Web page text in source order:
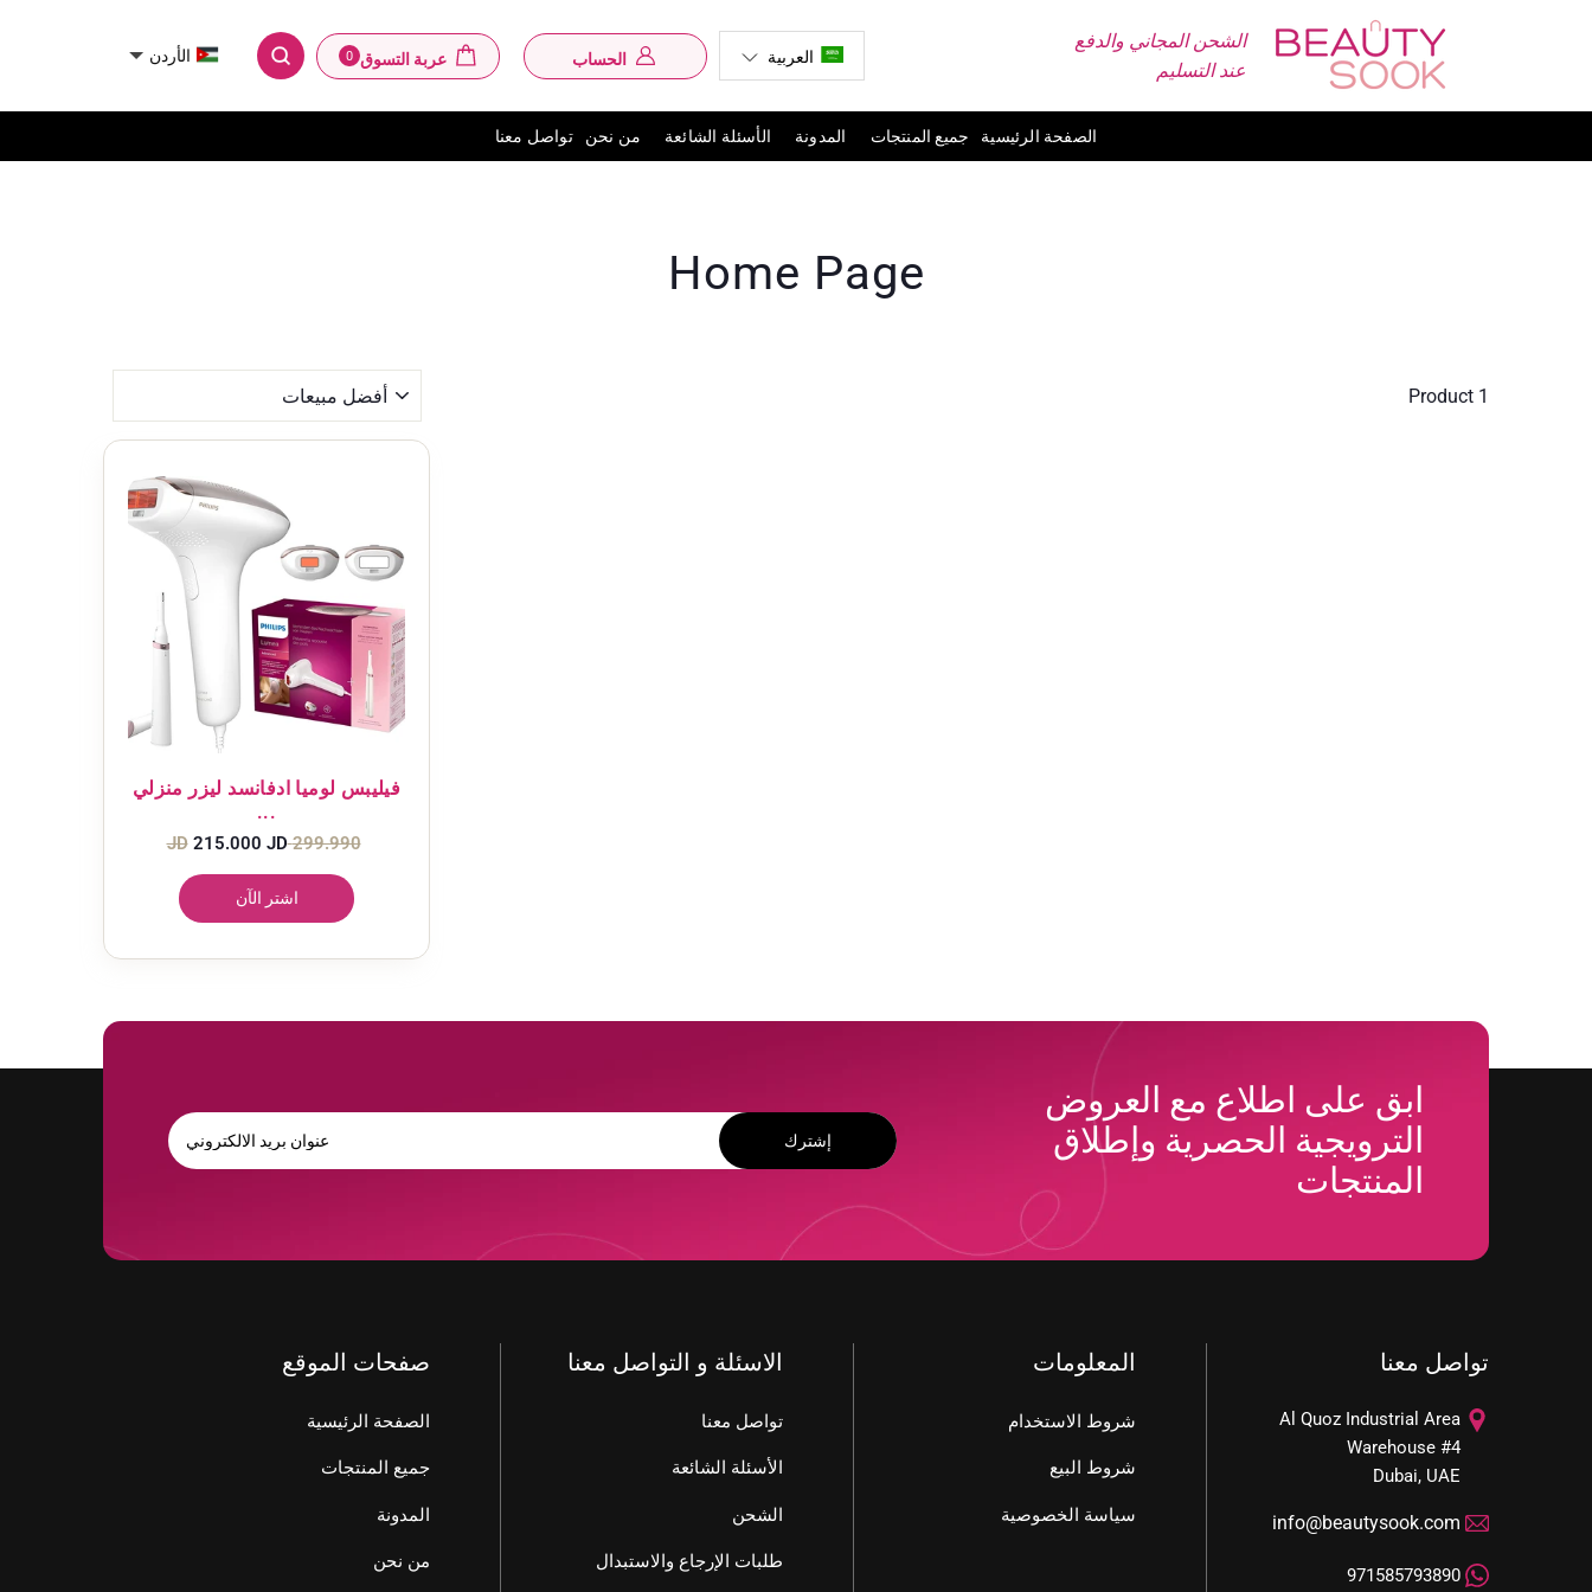
الشحن المجاني والدفع
عند التسليم
العربية الحساب
تسجيل الدخول
عربة التسوق
عربة التسوق 0
بحث
الأردن
الصفحة الرئيسية جميع المنتجات المدونة الأسئلة الشائعة من نحن تواصل معنا
Home Page
1 Product
SORT
فيليبس لوميا ادفانسد ليزر منزلي
...
Regular
price
299.990 JD
سعر215.000 JD
اشتر الآن
ابق على اطلاع مع العروض
الترويجية الحصرية وإطلاق
المنتجات
عنوان
بريد
الالكتروني
إشترك
صفحات الموقع
الصفحة الرئيسية
جميع المنتجات
المدونة
من نحن
الاسئلة و التواصل معنا
تواصل معنا
الأسئلة الشائعة
الشحن
طلبات الإرجاع والاستبدال
المعلومات
شروط الاستخدام
شروط البيع
سياسة الخصوصية
تواصل معنا
Al Quoz Industrial Area
Warehouse #4
Dubai, UAE
info@beautysook.com
971585793890